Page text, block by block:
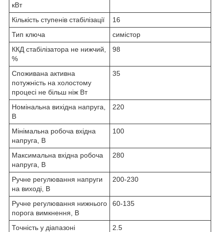
кВт
Кількість ступенів стабілізації
16
Тип ключа
симістор
ККД стабілізатора не нижчий,
%
98
Споживана активна
потужність на холостому
процесі не більш ніж Вт
35
Номінальна вихідна напруга,
В
220
Мінімальна робоча вхідна
напруга, В
100
Максимальна вхідна робоча
напруга, В
280
Ручне регулювання напруги
на виході, В
200-230
Ручне регулювання нижнього
порога вимкнення, В
60-135
Точність у діапазоні
2.5